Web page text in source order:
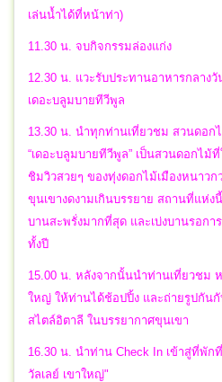
เล่นน้ำได้ที่หน้าท่า)
11.30 น. จบกิจกรรมล่องแก่ง
12.30 น. แวะรับประทานอาหารกลาง
เดอะบลูมบายทีวีพูล
13.30 น. นำทุกท่านเที่ยวชม สวนดอ
“เดอะบลูมบายทีวีพูล” เป็นสวนดอกไม้
ชิมวิวสวยๆ ของทุ่งดอกไม้เมืองหนาว
ขุนเขางดงามเกินบรรยาย สถานที่แห่
บานสะพรั่งมากที่สุด และเบ่งบานรอกา
ทั้งปี
15.00 น. หลังจากนั้นนำท่านเที่ยวชม
ใหญ่ ให้ท่านได้ช้อปปิ้ง และถ่ายรูปกัน
สไตล์อิตาลี ในบรรยากาศขุ
16.30 น. นำท่าน Check In เข้าสู่ที่พัก
วัลเลย์ เขาใหญ่"